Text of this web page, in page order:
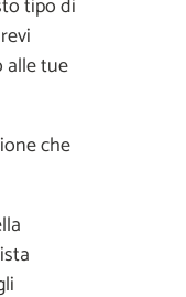
alle tue
che